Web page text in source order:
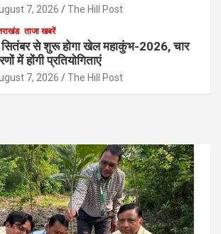
7, 2026 The Hill Post
ताजा खबरें
से शुरू होगा खेल महाकुंभ-2026, चार
में होंगी प्रतियोगिताएं
7, 2026 The Hill Post